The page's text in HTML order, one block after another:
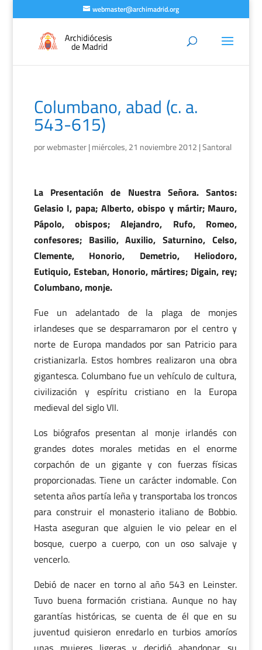
webmaster@archimadrid.org
Columbano, abad (c. a.
543-615)
porwebmaster| miércoles, 21 noviembre 2012 |Santoral
La Presentación de Nuestra Señora. Santos:
Gelasio I, papa; Alberto, obispo y mártir; Mauro,
Pápolo, obispos; Alejandro, Rufo, Romeo,
confesores; Basilio, Auxilio, Saturnino, Celso,
Clemente, Honorio, Demetrio, Heliodoro,
Eutiquio, Esteban, Honorio, mártires; Digain, rey;
Columbano, monje.
Fue un adelantado de la plaga de monjes
irlandeses que se desparramaron por el centro y
norte de Europa mandados por san Patricio para
cristianizarla. Estos hombres realizaron una obra
gigantesca. Columbano fue un vehículo de cultura,
civilización y espíritu cristiano en la Europa
medieval del siglo VII.
Los biógrafos presentan al monje irlandés con
grandes dotes morales metidas en el enorme
corpachón de un gigante y con fuerzas físicas
proporcionadas. Tiene un carácter indomable. Con
setenta años partía leña y transportaba los troncos
para construir el monasterio italiano de Bobbio.
Hasta aseguran que alguien le vio pelear en el
bosque, cuerpo a cuerpo, con un oso salvaje y
vencerlo.
Debió de nacer en torno al año 543 en Leinster.
Tuvo buena formación cristiana. Aunque no hay
garantías históricas, se cuenta de él que en su
juventud quisieron enredarlo en turbios amoríos